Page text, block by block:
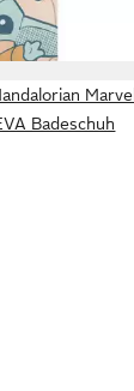
bei dir
Marvel
Badeschuh